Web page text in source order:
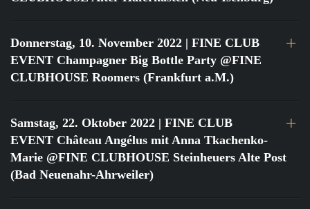
Donnerstag, 10. November 2022 | FINE CLUB
EVENT Champagner Big Bottle Party @FINE
CLUBHOUSE Roomers (Frankfurt a.M.)
Samstag, 22. Oktober 2022 | FINE CLUB
EVENT Château Angélus mit Anna Tkachenko-
Marie @FINE CLUBHOUSE Steinheuers Alte Post
(Bad Neuenahr-Ahrweiler)